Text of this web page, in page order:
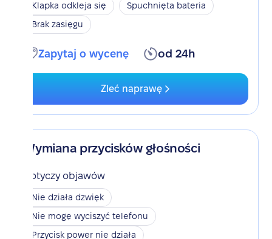
Klapka odkleja się
Spuchnięta bateria
Brak zasięgu
Zapytaj o wycenę od 24h
Zleć naprawę
Wymiana przycisków głośności
Dotyczy objawów
Nie działa dzwięk
Nie mogę wyciszyć telefonu
Przycisk power nie działa